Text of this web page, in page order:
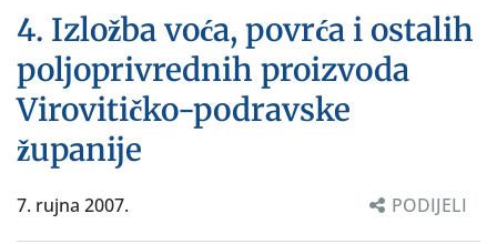
4. Izložba voća, povrća i ostalih
poljoprivrednih proizvoda
Virovitičko-podravske
županije
7. rujna 2007. PODIJELI